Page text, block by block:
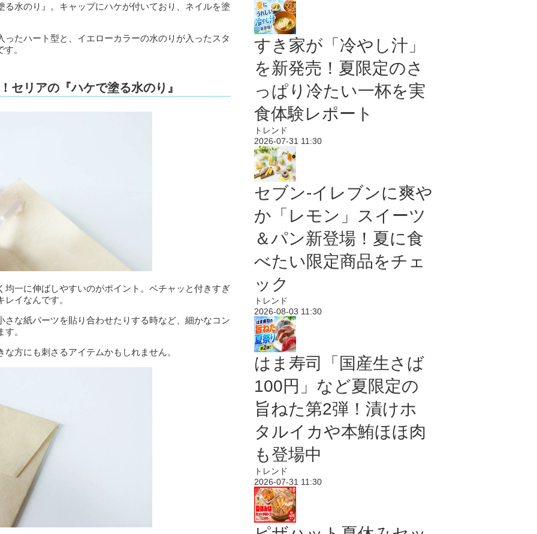
水のり』。キャップにハケが付いており、ネイルを塗
たハート型と、イエローカラーの水のりが入ったスタ
。
セリアの『ハケで塗る水のり』
一に伸ばしやすいのがポイント。ベチャッと付きすぎ
イなんです。
な紙パーツを貼り合わせたりする時など、細かなコン
。
方にも刺さるアイテムかもしれません。
すき家が「冷やし汁」
を新発売！夏限定のさ
っぱり冷たい一杯を実
食体験レポート
トレンド
2026-07-31 11:30
セブン‐イレブンに爽や
か「レモン」スイーツ
＆パン新登場！夏に食
べたい限定商品をチェ
ック
トレンド
2026-08-03 11:30
はま寿司「国産生さば
100円」など夏限定の
旨ねた第2弾！漬けホ
タルイカや本鮪ほほ肉
も登場中
トレンド
2026-07-31 11:30